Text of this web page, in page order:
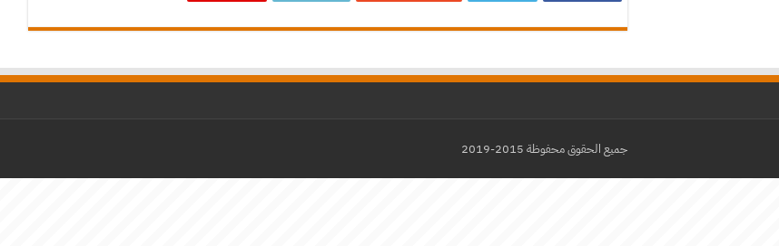
جميع الحقوق محفوظة 2015-2019